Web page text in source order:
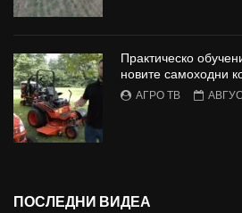
Практическо
новите самоходни
АГРО ТВ
ПОСЛЕДНИ ВИДЕА